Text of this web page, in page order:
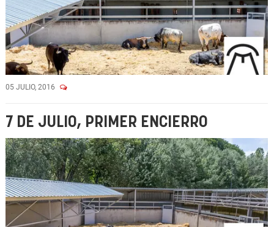
05 JULIO, 2016
7 DE JULIO, PRIMER ENCIERRO